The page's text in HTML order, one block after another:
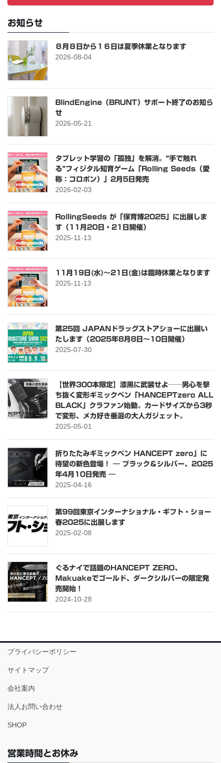
お知らせ
８月８日から１６日は夏季休業となります
2026-08-04
BlindEngine（BRUNT）サポート終了のお知ら
せ
2026-05-21
タブレット学習の「孤独」を解消。“手で触れ
る”フィジタル知育ゲーム「Rolling Seeds（愛
称：コロポン）」2月5日発売
2026-02-03
RollingSeeds が「保育博2025」に出展しま
す（11月20日・21日開催）
2025-11-13
11月19日(水)～21日(金)は臨時休業となります
2025-11-13
第25回 JAPANドラッグストアショーに出展い
たします（2025年8月8日〜10日開催）
2025-07-30
【世界300本限定】漆黒に武装せよ──男心を撃
ち抜く変形ギミックペン「HANCEPTzero ALL
BLACK」クラファン始動。カードサイズから3秒
で変形、メカ好き垂涎の大人ガジェット。
2025-05-01
折りたたみギミックペン HANCEPT zero」に
待望の新色登場！ ― ブラック＆シルバー、2025
年4月10日発売 ―
2025-04-16
第99回東京インターナショナル・ギフト・ショー
春2025に出展します
2025-02-08
ぐるナイで話題のHANCEPT ZERO、
Makuakeでゴールド、ダークシルバーの限定発
売開始！
2024-10-28
プライバシーポリシー
サイトマップ
会社案内
法人お問い合わせ
SHOP
営業時間とお休み